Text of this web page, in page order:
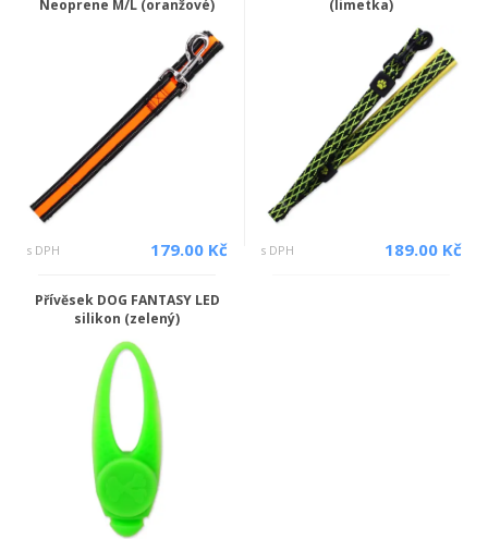
Neoprene M/L (oranžové)
s DPH 179.00 Kč
(limetka)
s DPH 189.00 Kč
Přívěsek DOG FANTASY LED
silikon (zelený)